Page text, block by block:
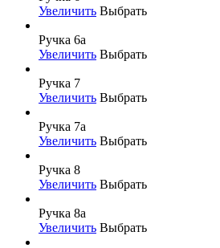
Увеличить Выбрать
Ручка 6а
Увеличить Выбрать
Ручка 7
Увеличить Выбрать
Ручка 7а
Увеличить Выбрать
Ручка 8
Увеличить Выбрать
Ручка 8а
Увеличить Выбрать